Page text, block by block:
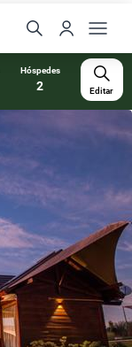
Hóspedes
2 Editar